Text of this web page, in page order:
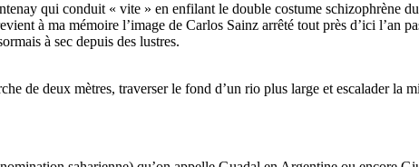
qui conduit « vite » en enfilant le double costume schizophrène
à ma mémoire l’image de Carlos Sainz arrêté tout près d’ici l’an
à sec depuis des lustres.
de deux mètres, traverser le fond d’un rio plus large et escalader la